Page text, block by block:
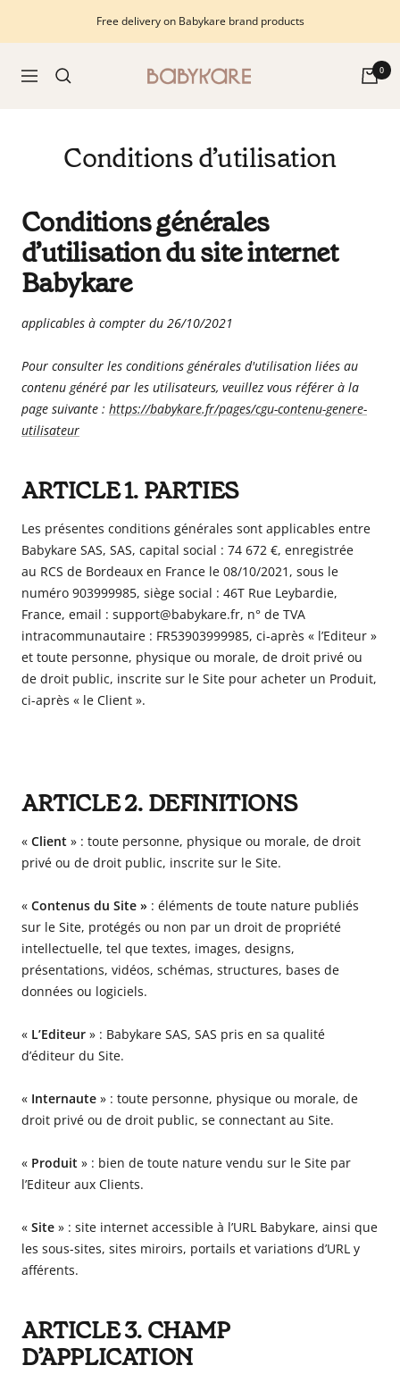
Free delivery on Babykare brand products
Navigation
Babykare
Chambre
enfance
puériculture.
dont
avez
besoin
en
parents
pour
votre
enfant,
pour
la
grossesse
de
maman
au
sur
coussins
maternité
ciel
de
lit
0
Conditions d’utilisation
Conditions générales
d’utilisation du site internet
Babykare
applicables à compter du 26/10/2021
Pour consulter les conditions générales d'utilisation liées au
contenu généré par les utilisateurs, veuillez vous référer à la
page suivante : https://babykare.fr/pages/cgu-contenu-genere-
utilisateur
ARTICLE 1. PARTIES
Les présentes conditions générales sont applicables entre
Babykare SAS, SAS, capital social : 74 672 €, enregistrée
au RCS de Bordeaux en France le 08/10/2021 , sous le
numéro 903999985, siège social : 46T Rue Leybardie,
France, email : support@babykare.fr, n° de TVA
intracommunautaire : FR53903999985, ci-après « l’Editeur »
et toute personne, physique ou morale, de droit privé ou
de droit public, inscrite sur le Site pour acheter un Produit,
ci-après « le Client ».
ARTICLE 2. DEFINITIONS
« Client » : toute personne, physique ou morale, de droit
privé ou de droit public, inscrite sur le Site.
« Contenus du Site » : éléments de toute nature publiés
sur le Site, protégés ou non par un droit de propriété
intellectuelle, tel que textes, images, designs,
présentations, vidéos, schémas, structures, bases de
données ou logiciels.
« L’Editeur » : Babykare SAS, SAS pris en sa qualité
d’éditeur du Site.
« Internaute » : toute personne, physique ou morale, de
droit privé ou de droit public, se connectant au Site.
« Produit » : bien de toute nature vendu sur le Site par
l’Editeur aux Clients.
« Site » : site internet accessible à l’URL Babykare, ainsi que
les sous-sites, sites miroirs, portails et variations d’URL y
afférents.
ARTICLE 3. CHAMP
D’APPLICATION